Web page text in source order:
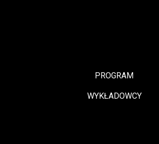
PROGRAM
WYKŁADOWCY